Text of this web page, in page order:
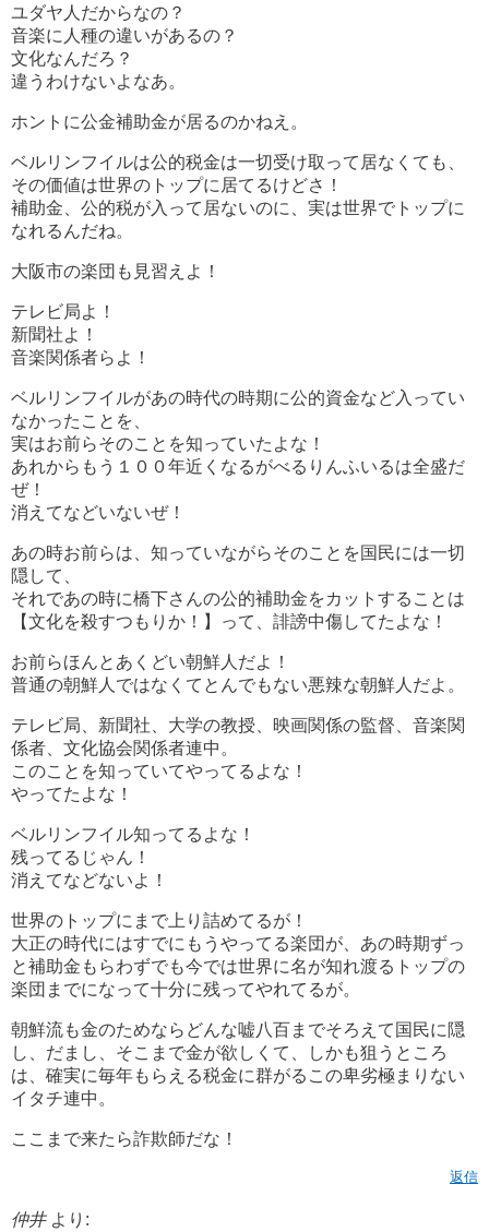
ユダヤ人だからなの？
音楽に人種の違いがあるの？
文化なんだろ？
違うわけないよなあ。
ホントに公金補助金が居るのかねえ。
ベルリンフイルは公的税金は一切受け取って居なくても、
その価値は世界のトップに居てるけどさ！
補助金、公的税が入って居ないのに、実は世界でトップに
なれるんだね。
大阪市の楽団も見習えよ！
テレビ局よ！
新聞社よ！
音楽関係者らよ！
ベルリンフイルがあの時代の時期に公的資金など入ってい
なかったことを、
実はお前らそのことを知っていたよな！
あれからもう１００年近くなるがべるりんふいるは全盛だ
ぜ！
消えてなどいないぜ！
あの時お前らは、知っていながらそのことを国民には一切
隠して、
それであの時に橋下さんの公的補助金をカットすることは
【文化を殺すつもりか！】って、誹謗中傷してたよな！
お前らほんとあくどい朝鮮人だよ！
普通の朝鮮人ではなくてとんでもない悪辣な朝鮮人だよ。
テレビ局、新聞社、大学の教授、映画関係の監督、音楽関
係者、文化協会関係者連中。
このことを知っていてやってるよな！
やってたよな！
ベルリンフイル知ってるよな！
残ってるじゃん！
消えてなどないよ！
世界のトップにまで上り詰めてるが！
大正の時代にはすでにもうやってる楽団が、あの時期ずっ
と補助金もらわずでも今では世界に名が知れ渡るトップの
楽団までになって十分に残ってやれてるが。
朝鮮流も金のためならどんな嘘八百までそろえて国民に隠
し、だまし、そこまで金が欲しくて、しかも狙うところ
は、確実に毎年もらえる税金に群がるこの卑劣極まりない
イタチ連中。
ここまで来たら詐欺師だな！
返信
仲井 より: